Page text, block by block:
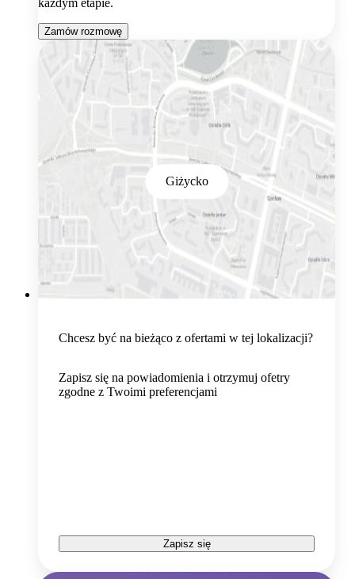
każdym etapie.
Zamów rozmowę
Giżycko
Chcesz być na bieżąco z ofertami w tej lokalizacji?
Zapisz się na powiadomienia i otrzymuj ofetry
zgodne z Twoimi preferencjami
Zapisz się